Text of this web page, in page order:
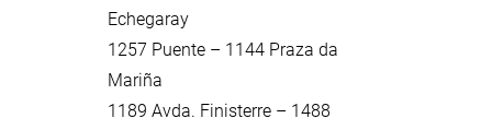
Echegaray
1257 Puente – 1144 Praza da
Mariña
1189 Avda. Finisterre – 1488